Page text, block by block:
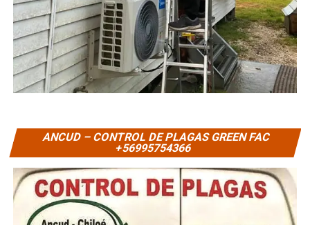
ANCUD – CONTROL DE PLAGAS GREEN FAC
+56995754366